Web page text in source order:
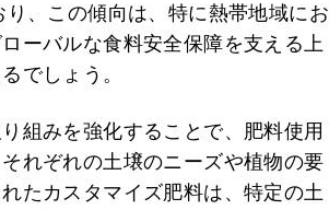
、この傾向は、特に熱帯地域にお
ーバルな食料安全保障を支える上
でしょう。
組みを強化することで、肥料使用
れぞれの土壌のニーズや植物の要
たカスタマイズ肥料は、特定の土